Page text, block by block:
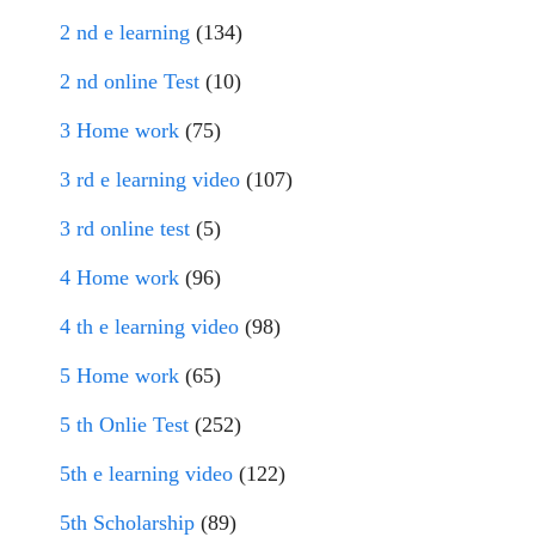
2 nd e learning (134)
2 nd online Test (10)
3 Home work (75)
3 rd e learning video (107)
3 rd online test (5)
4 Home work (96)
4 th e learning video (98)
5 Home work (65)
5 th Onlie Test (252)
5th e learning video (122)
5th Scholarship (89)